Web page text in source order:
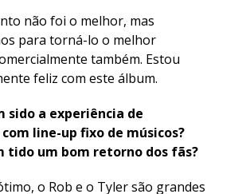
não foi o melhor, mas
para torná-lo o melhor
também. Estou
feliz com este álbum.
sido a experiência de
line-up fixo de músicos?
tido um bom retorno dos fãs?
o Rob e o Tyler são grandes